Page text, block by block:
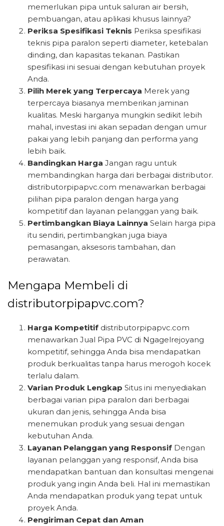
memerlukan pipa untuk saluran air bersih,
pembuangan, atau aplikasi khusus lainnya?
Periksa Spesifikasi Teknis Periksa spesifikasi
teknis pipa paralon seperti diameter, ketebalan
dinding, dan kapasitas tekanan. Pastikan
spesifikasi ini sesuai dengan kebutuhan proyek
Anda.
Pilih Merek yang Terpercaya Merek yang
terpercaya biasanya memberikan jaminan
kualitas. Meski harganya mungkin sedikit lebih
mahal, investasi ini akan sepadan dengan umur
pakai yang lebih panjang dan performa yang
lebih baik.
Bandingkan Harga Jangan ragu untuk
membandingkan harga dari berbagai distributor.
distributorpipapvc.com menawarkan berbagai
pilihan pipa paralon dengan harga yang
kompetitif dan layanan pelanggan yang baik.
Pertimbangkan Biaya Lainnya Selain harga pipa
itu sendiri, pertimbangkan juga biaya
pemasangan, aksesoris tambahan, dan
perawatan.
Mengapa Membeli di
distributorpipapvc.com?
Harga Kompetitif distributorpipapvc.com
menawarkan Jual Pipa PVC di Ngagelrejoyang
kompetitif, sehingga Anda bisa mendapatkan
produk berkualitas tanpa harus merogoh kocek
terlalu dalam.
Varian Produk Lengkap Situs ini menyediakan
berbagai varian pipa paralon dari berbagai
ukuran dan jenis, sehingga Anda bisa
menemukan produk yang sesuai dengan
kebutuhan Anda.
Layanan Pelanggan yang Responsif Dengan
layanan pelanggan yang responsif, Anda bisa
mendapatkan bantuan dan konsultasi mengenai
produk yang ingin Anda beli. Hal ini memastikan
Anda mendapatkan produk yang tepat untuk
proyek Anda.
Pengiriman Cepat dan Aman